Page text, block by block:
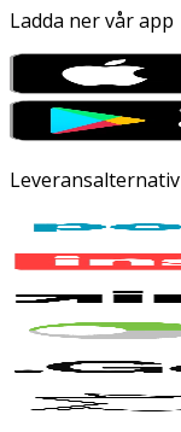
Ladda ner vår app
Leveransalternativ